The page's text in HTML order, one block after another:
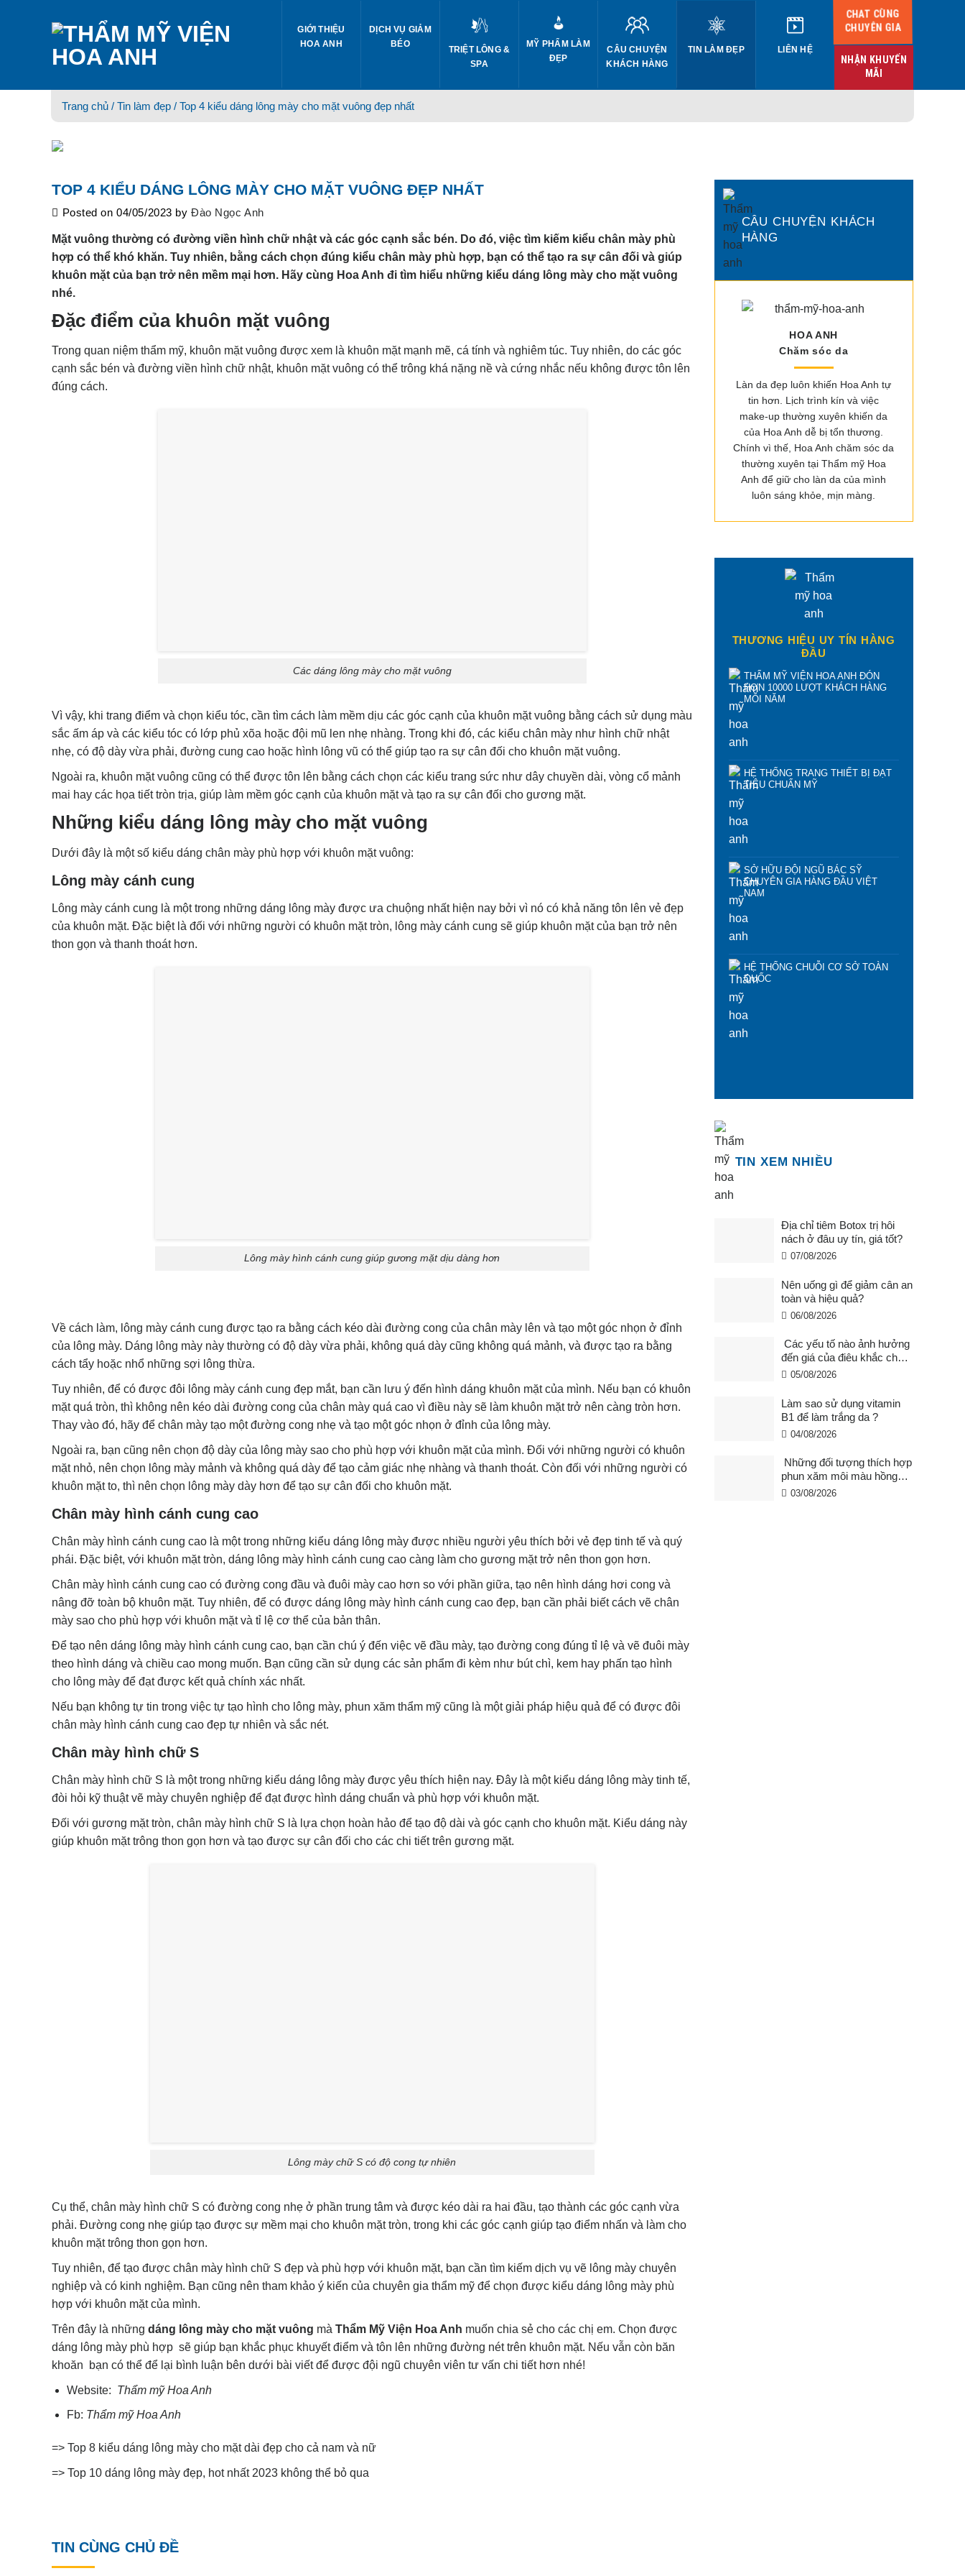
GIỚI THIỆU
HOA ANH
DỊCH VỤ GIẢM
BÉO
TRIỆT LÔNG &
SPA
MỸ PHẨM LÀM
ĐẸP
CÂU CHUYỆN
KHÁCH HÀNG
TIN LÀM ĐẸP LIÊN HỆ
CHAT CÙNG
CHUYÊN GIA
NHẬN KHUYẾN
MÃI
Trang chủ / Tin làm đẹp/ Top 4 kiểu dáng lông mày cho mặt vuông đẹp nhất
TOP 4 KIỂU DÁNG LÔNG MÀY CHO MẶT VUÔNG ĐẸP NHẤT
Posted on04/05/2023 byĐào Ngọc Anh
Mặt vuông thường có đường viền hình chữ nhật và các góc cạnh sắc bén. Do đó, việc tìm kiếm kiểu chân mày phù
hợp có thể khó khăn. Tuy nhiên, bằng cách chọn đúng kiểu chân mày phù hợp, bạn có thể tạo ra sự cân đối và giúp
khuôn mặt của bạn trở nên mềm mại hơn. Hãy cùng Hoa Anh đi tìm hiểu những kiểu dáng lông mày cho mặt vuông
nhé.
Đặc điểm của khuôn mặt vuông
Trong quan niệm thẩm mỹ, khuôn mặt vuông được xem là khuôn mặt mạnh mẽ, cá tính và nghiêm túc. Tuy nhiên, do các góc
cạnh sắc bén và đường viền hình chữ nhật, khuôn mặt vuông có thể trông khá nặng nề và cứng nhắc nếu không được tôn lên
đúng cách.
Các dáng lông mày cho mặt vuông
Vì vậy, khi trang điểm và chọn kiểu tóc, cần tìm cách làm mềm dịu các góc cạnh của khuôn mặt vuông bằng cách sử dụng màu
sắc ấm áp và các kiểu tóc có lớp phủ xõa hoặc đội mũ len nhẹ nhàng. Trong khi đó, các kiểu chân mày như hình chữ nhật
nhẹ, có độ dày vừa phải, đường cung cao hoặc hình lông vũ có thể giúp tạo ra sự cân đối cho khuôn mặt vuông.
Ngoài ra, khuôn mặt vuông cũng có thể được tôn lên bằng cách chọn các kiểu trang sức như dây chuyền dài, vòng cổ mảnh
mai hay các họa tiết tròn trịa, giúp làm mềm góc cạnh của khuôn mặt và tạo ra sự cân đối cho gương mặt.
Những kiểu dáng lông mày cho mặt vuông
Dưới đây là một số kiểu dáng chân mày phù hợp với khuôn mặt vuông:
Lông mày cánh cung
Lông mày cánh cung là một trong những dáng lông mày được ưa chuộng nhất hiện nay bởi vì nó có khả năng tôn lên vẻ đẹp
của khuôn mặt. Đặc biệt là đối với những người có khuôn mặt tròn, lông mày cánh cung sẽ giúp khuôn mặt của bạn trở nên
thon gọn và thanh thoát hơn.
Lông mày hình cánh cung giúp gương mặt dịu dàng hơn
Về cách làm, lông mày cánh cung được tạo ra bằng cách kéo dài đường cong của chân mày lên và tạo một góc nhọn ở đỉnh
của lông mày. Dáng lông mày này thường có độ dày vừa phải, không quá dày cũng không quá mảnh, và được tạo ra bằng
cách tẩy hoặc nhổ những sợi lông thừa.
Tuy nhiên, để có được đôi lông mày cánh cung đẹp mắt, bạn cần lưu ý đến hình dáng khuôn mặt của mình. Nếu bạn có khuôn
mặt quá tròn, thì không nên kéo dài đường cong của chân mày quá cao vì điều này sẽ làm khuôn mặt trở nên càng tròn hơn.
Thay vào đó, hãy để chân mày tạo một đường cong nhẹ và tạo một góc nhọn ở đỉnh của lông mày.
Ngoài ra, bạn cũng nên chọn độ dày của lông mày sao cho phù hợp với khuôn mặt của mình. Đối với những người có khuôn
mặt nhỏ, nên chọn lông mày mảnh và không quá dày để tạo cảm giác nhẹ nhàng và thanh thoát. Còn đối với những người có
khuôn mặt to, thì nên chọn lông mày dày hơn để tạo sự cân đối cho khuôn mặt.
Chân mày hình cánh cung cao
Chân mày hình cánh cung cao là một trong những kiểu dáng lông mày được nhiều người yêu thích bởi vẻ đẹp tinh tế và quý
phái. Đặc biệt, với khuôn mặt tròn, dáng lông mày hình cánh cung cao càng làm cho gương mặt trở nên thon gọn hơn.
Chân mày hình cánh cung cao có đường cong đầu và đuôi mày cao hơn so với phần giữa, tạo nên hình dáng hơi cong và
nâng đỡ toàn bộ khuôn mặt. Tuy nhiên, để có được dáng lông mày hình cánh cung cao đẹp, bạn cần phải biết cách vẽ chân
mày sao cho phù hợp với khuôn mặt và tỉ lệ cơ thể của bản thân.
Để tạo nên dáng lông mày hình cánh cung cao, bạn cần chú ý đến việc vẽ đầu mày, tạo đường cong đúng tỉ lệ và vẽ đuôi mày
theo hình dáng và chiều cao mong muốn. Bạn cũng cần sử dụng các sản phẩm đi kèm như bút chì, kem hay phấn tạo hình
cho lông mày để đạt được kết quả chính xác nhất.
Nếu bạn không tự tin trong việc tự tạo hình cho lông mày, phun xăm thẩm mỹ cũng là một giải pháp hiệu quả để có được đôi
chân mày hình cánh cung cao đẹp tự nhiên và sắc nét.
Chân mày hình chữ S
Chân mày hình chữ S là một trong những kiểu dáng lông mày được yêu thích hiện nay. Đây là một kiểu dáng lông mày tinh tế,
đòi hỏi kỹ thuật vẽ mày chuyên nghiệp để đạt được hình dáng chuẩn và phù hợp với khuôn mặt.
Đối với gương mặt tròn, chân mày hình chữ S là lựa chọn hoàn hảo để tạo độ dài và góc cạnh cho khuôn mặt. Kiểu dáng này
giúp khuôn mặt trông thon gọn hơn và tạo được sự cân đối cho các chi tiết trên gương mặt.
Lông mày chữ S có độ cong tự nhiên
Cụ thể, chân mày hình chữ S có đường cong nhẹ ở phần trung tâm và được kéo dài ra hai đầu, tạo thành các góc cạnh vừa
phải. Đường cong nhẹ giúp tạo được sự mềm mại cho khuôn mặt tròn, trong khi các góc cạnh giúp tạo điểm nhấn và làm cho
khuôn mặt trông thon gọn hơn.
Tuy nhiên, để tạo được chân mày hình chữ S đẹp và phù hợp với khuôn mặt, bạn cần tìm kiếm dịch vụ vẽ lông mày chuyên
nghiệp và có kinh nghiệm. Bạn cũng nên tham khảo ý kiến của chuyên gia thẩm mỹ để chọn được kiểu dáng lông mày phù
hợp với khuôn mặt của mình.
Trên đây là những dáng lông mày cho mặt vuông mà Thẩm Mỹ Viện Hoa Anh muốn chia sẻ cho các chị em. Chọn được
dáng lông mày phù hợp sẽ giúp bạn khắc phục khuyết điểm và tôn lên những đường nét trên khuôn mặt. Nếu vẫn còn băn
khoăn bạn có thể để lại bình luận bên dưới bài viết để được đội ngũ chuyên viên tư vấn chi tiết hơn nhé!
Website: ThẩmmỹHoa Anh
Fb: ThẩmmỹHoa Anh
=> Top 8 kiểu dáng lông mày cho mặt dài đẹp cho cả nam và nữ
=> Top 10 dáng lông mày đẹp, hot nhất 2023 không thể bỏ qua
TIN CÙNG CHỦ ĐỀ
CÂU CHUYỆN KHÁCH
HÀNG
HOA ANH
Chăm sóc da
Làn da đẹp luôn khiến Hoa Anh tự
tin hơn. Lịch trình kín và việc
make-up thường xuyên khiến da
của Hoa Anh dễ bị tổn thương.
Chính vì thế, Hoa Anh chăm sóc da
thường xuyên tại Thẩm mỹ Hoa
Anh để giữ cho làn da của mình
luôn sáng khỏe, mịn màng.
THƯƠNG HIỆU UY TÍN HÀNG
ĐẦU
THẨM MỸ VIỆN HOA ANH ĐÓN
HƠN 10000 LƯỢT KHÁCH HÀNG
MỖI NĂM
HỆ THỐNG TRANG THIẾT BỊ ĐẠT
TIÊU CHUẨN MỸ
SỞ HỮU ĐỘI NGŨ BÁC SỸ
CHUYÊN GIA HÀNG ĐẦU VIỆT
NAM
HỆ THỐNG CHUỖI CƠ SỞ TOÀN
QUỐC
TIN XEM NHIỀU
Địa chỉ tiêm Botox trị hôi
nách ở đâu uy tín, giá tốt?
07/08/2026
Nên uống gì để giảm cân an
toàn và hiệu quả?
06/08/2026
Các yếu tố nào ảnh hưởng
đến giá của điêu khắc chân
mày ?
05/08/2026
Làm sao sử dụng vitamin
B1 để làm trắng da ?
04/08/2026
Những đối tượng thích hợp
phun xăm môi màu hồng
cam san hô?
03/08/2026